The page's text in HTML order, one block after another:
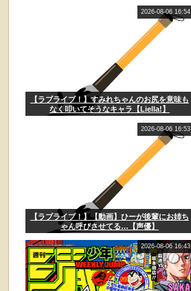
【ラブライブ！】すみれちゃんのお尻を意味も
なく叩いてそうなキャラ【Liella!】
2026-08-06 16:54
【ラブライブ！】【動画】ひーが後輩にお姉ち
ゃん呼びさせてる…【声優】
2026-08-06 16:53
2026-08-06 16:43